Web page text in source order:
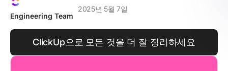
Engineering Team
2025년 5월 7일
ClickUp으로 모든 것을 더 잘 정리하세요